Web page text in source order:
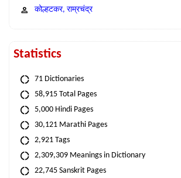
कोल्हटकर, राम्रचंद्र
Statistics
71 Dictionaries
58,915 Total Pages
5,000 Hindi Pages
30,121 Marathi Pages
2,921 Tags
2,309,309 Meanings in Dictionary
22,745 Sanskrit Pages